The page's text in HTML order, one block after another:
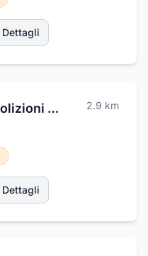
Dettagli
A.G.R. Autodemolizioni & Gestione Rifiuti Srl 2.9 km
Dettagli